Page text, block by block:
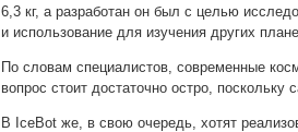
6,3 кг, а разработан он был с целью
и использование для изучения других
По словам специалистов, современные
вопрос стоит достаточно остро,
В IceBot же, в свою очередь, хотят